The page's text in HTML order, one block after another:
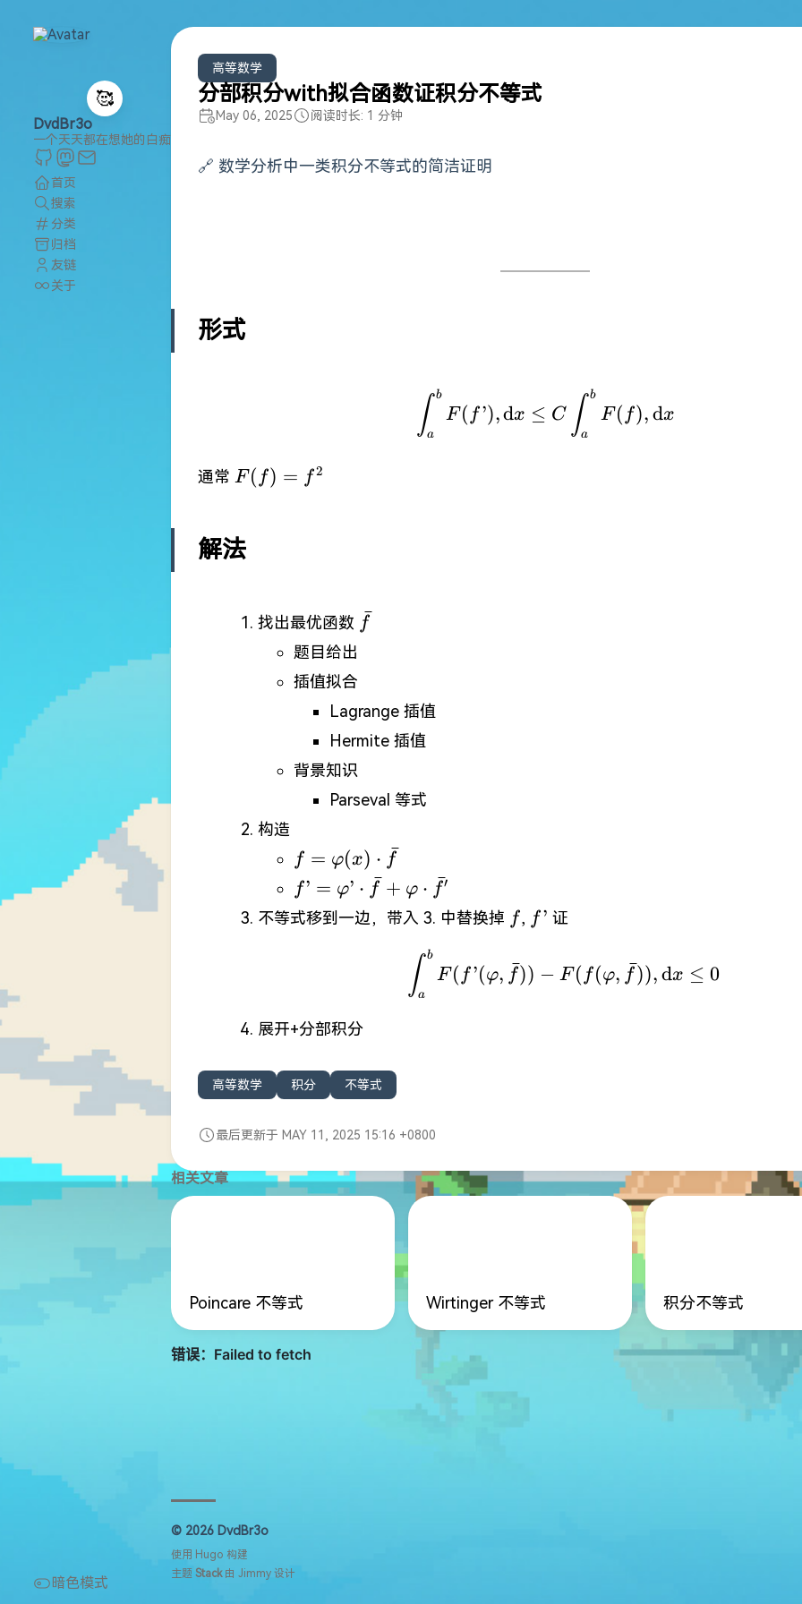
🥰
DvdBr3o
一个天天都在想她的白痴
首页
搜索
分类
归档
友链
关于
暗色模式
高等数学
分部积分with拟合函数证积分不等式
May 06, 2025 阅读时长: 1 分钟
🔗 数学分析中一类积分不等式的简洁证明
形式
\int_{a}^{b} F(f’) ,
∫a
b
F ( f’),dx ≤ C ∫a
b
F( f),dx
通常 F(f)=f^{2}
F ( f) = f2
解法
找出最优函数 \bar{f}
f
ˉ
题目给出
插值拟合
Lagrange 插值
Hermite 插值
背景知识
Parseval 等式
构造
f=\varphi(x)\cdot
\bar{f}
f = φ(x) ⋅ f
ˉ
f’=\varphi’\cdot
\bar{f}+\varphi\cdot
\bar{f}'
f’ = φ’ ⋅ f
ˉ+ φ ⋅ f
ˉ′
不等式移到一边，带入 3. 中替换掉 ff, f’
f’ 证
\int_{a}^{b}
∫a
b
F ( f’(φ, f
ˉ)) − F( f(φ, f
ˉ)),dx ≤ 0
展开+分部积分
高等数学 积分 不等式
最后更新于 MAY 11, 2025 15:16 +0800
相关文章
Poincare 不等式 Wirtinger 不等式 积分不等式
© 2026 DvdBr3o
使用 Hugo 构建
主题 Stack由 Jimmy 设计